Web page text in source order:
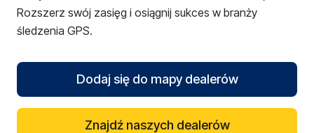
Rozszerz swój zasięg i osiągnij sukces w branży
śledzenia GPS.
Dodaj się do mapy dealerów
Znajdź naszych dealerów